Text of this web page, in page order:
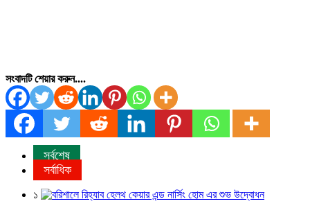
সংবাদটি শেয়ার করুন....
সর্বশেষ
সর্বাধিক
১